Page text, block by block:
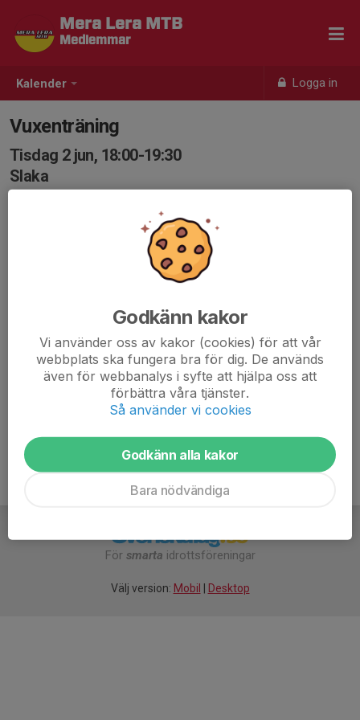
Kalender Logga in
Mera Lera MTB
Medlemmar
Vuxenträning
Tisdag 2 jun, 18:00-19:30
Slaka
Intervaller på korta rundbanor, inte speciellt tekniskt eller
Vuxenträningen består oftast av någon form av
ska passa så många som möjligt.
För smarta idrottsföreningar
Välj version: Mobil Desktop
Godkänn kakor
Vi använder oss av kakor (cookies) för att vår
webbplats ska fungera bra för dig. De används
även för webbanalys i syfte att hjälpa oss att
förbättra våra tjänster.
Så använder vi cookies
Godkänn alla kakor
Bara nödvändiga